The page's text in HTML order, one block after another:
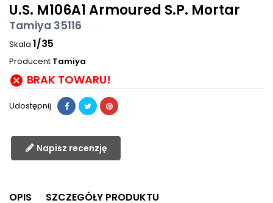
U.S. M106A1 Armoured S.P. Mortar
Tamiya 35116
Skala 1/35
Producent Tamiya
 BRAK TOWARU!
Udostępnij
Napisz recenzję
OPIS
SZCZEGÓŁY PRODUKTU